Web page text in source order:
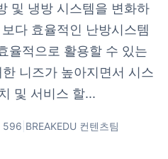
및 냉방 시스템을 변화하
다 효율적인 난방시스템
율적으로 활용할 수 있는
니즈가 높아지면서 시스
및 서비스 할...
596 BREAKEDU 컨텐츠팀